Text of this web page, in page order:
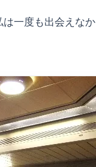
一度も出会えなか